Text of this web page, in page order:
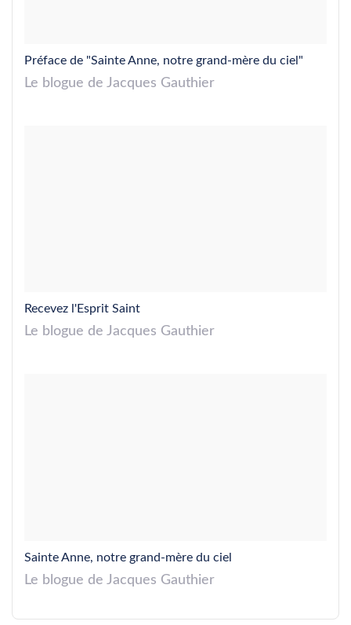
Préface de "Sainte Anne, notre grand-mère du ciel"
Le blogue de Jacques Gauthier
Recevez l'Esprit Saint
Le blogue de Jacques Gauthier
Sainte Anne, notre grand-mère du ciel
Le blogue de Jacques Gauthier